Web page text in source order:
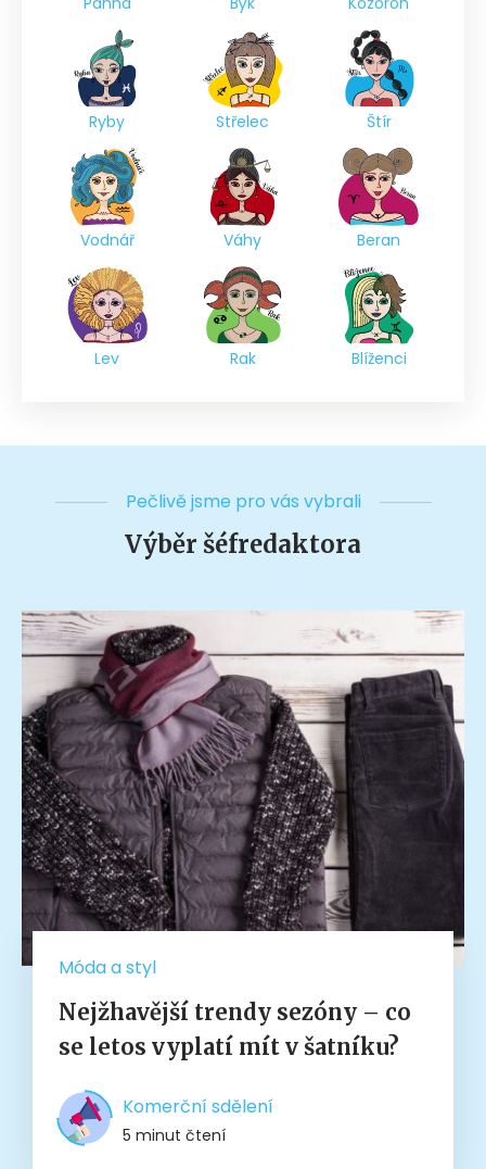
Ryby Střelec Štír
Vodnář Váhy Beran
Lev Rak Blíženci
Pečlivě jsme pro vás vybrali
Výběr šéfredaktora
Móda a styl
Nejžhavější trendy sezóny – co
se letos vyplatí mít v šatníku?
Komerční sdělení
5 minut čtení